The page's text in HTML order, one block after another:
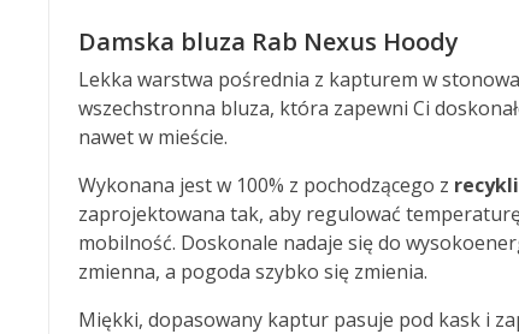
Damska bluza Rab Nexus Hoody
Lekka warstwa pośrednia z kapturem w
wszechstronna bluza, która zapewni Ci
nawet w mieście.
Wykonana jest w 100% z pochodzącego z
zaprojektowana tak, aby regulować
mobilność. Doskonale nadaje się do
zmienna, a pogoda szybko się zmienia.
Miękki, dopasowany kaptur pasuje pod kask i